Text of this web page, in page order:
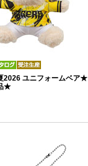
2026 ユニフォームベア★
★